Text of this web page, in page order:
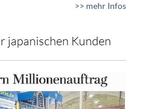
>> mehr Infos
japanischen Kunden